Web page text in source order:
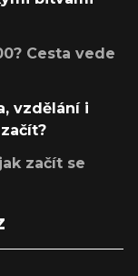
Cesta vede
vzdělání i
začít se